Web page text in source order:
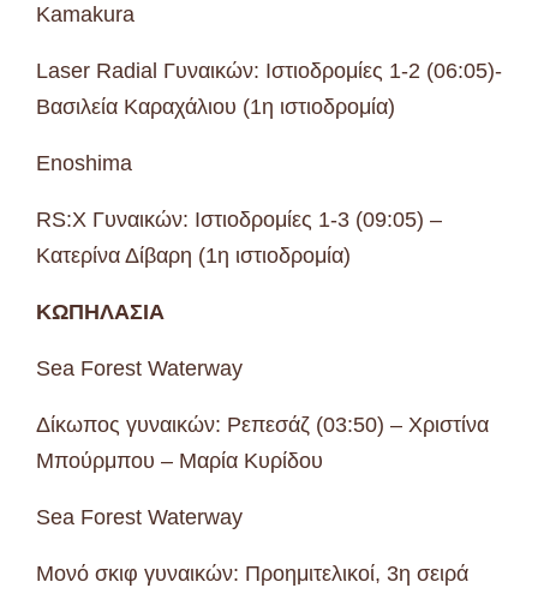
Kamakura
Laser Radial Γυναικών: Ιστιοδρομίες 1-2 (06:05)-
Βασιλεία Καραχάλιου (1η ιστιοδρομία)
Enoshima
RS:X Γυναικών: Ιστιοδρομίες 1-3 (09:05) –
Κατερίνα Δίβαρη (1η ιστιοδρομία)
ΚΩΠΗΛΑΣΙΑ
Sea Forest Waterway
Δίκωπος γυναικών: Ρεπεσάζ (03:50) – Χριστίνα
Μπούρμπου – Μαρία Κυρίδου
Sea Forest Waterway
Μονό σκιφ γυναικών: Προημιτελικοί, 3η σειρά